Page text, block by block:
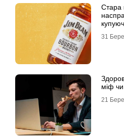
Стара
31
міф чи
21